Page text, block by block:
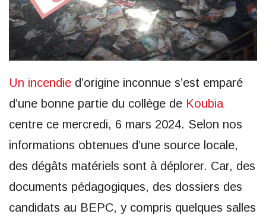
Un incendie d’origine inconnue s’est emparé
d’une bonne partie du collège de Koubia
centre ce mercredi, 6 mars 2024. Selon nos
informations obtenues d’une source locale,
des dégâts matériels sont à déplorer. Car, des
documents pédagogiques, des dossiers des
candidats au BEPC, y compris quelques salles